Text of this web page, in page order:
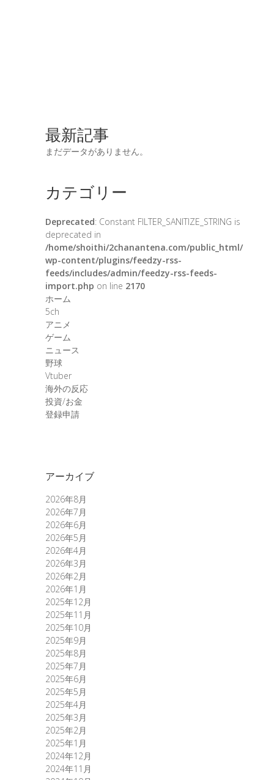
最新記事
まだデータがありません。
カテゴリー
Deprecated: Constant FILTER_SANITIZE_STRING is
deprecated in
/home/shoithi/2chanantena.com/public_html/
wp-content/plugins/feedzy-rss-
feeds/includes/admin/feedzy-rss-feeds-
import.php on line 2170
ホーム
5ch
アニメ
ゲーム
ニュース
野球
Vtuber
海外の反応
投資/お金
登録申請
アーカイブ
2026年8月
2026年7月
2026年6月
2026年5月
2026年4月
2026年3月
2026年2月
2026年1月
2025年12月
2025年11月
2025年10月
2025年9月
2025年8月
2025年7月
2025年6月
2025年5月
2025年4月
2025年3月
2025年2月
2025年1月
2024年12月
2024年11月